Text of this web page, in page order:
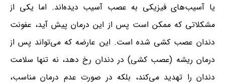
یا آسیب‌های فیزیکی به عصب آسیب دیده‌اند. اما یکی از
مشکلاتی که ممکن است پس از این درمان پیش آید، عفونت
دندان عصب کشی شده است. این عارضه که می‌تواند پس از
درمان ریشه (عصب کشی) در دندان رخ دهد، نه تنها سلامت
دندان را تهدید می‌کند، بلکه در صورت عدم درمان مناسب،